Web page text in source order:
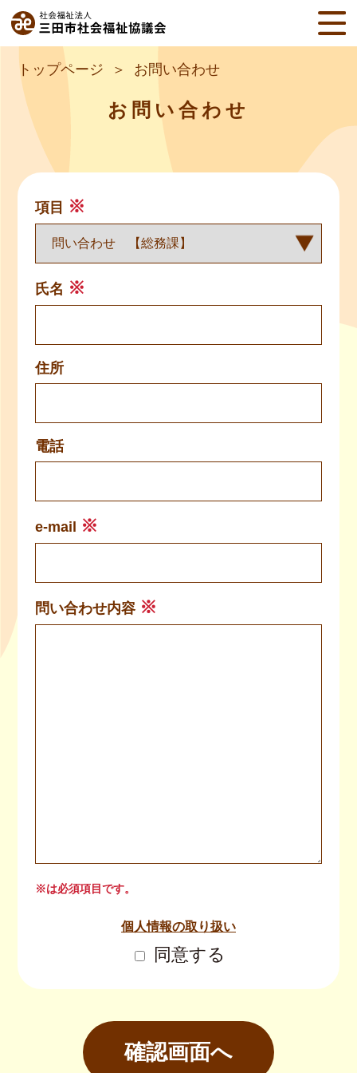
トップページ お問い合わせ
お問い合わせ
項目 ※
氏名 ※
住所
電話
e-mail ※
問い合わせ内容 ※
※は必須項目です。
個人情報の取り扱い
同意する